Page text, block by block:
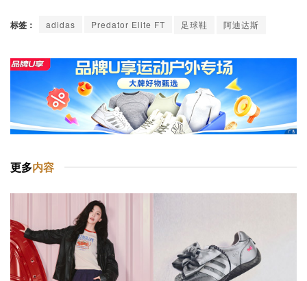
标签： adidas Predator Elite FT 足球鞋 阿迪达斯
更多内容